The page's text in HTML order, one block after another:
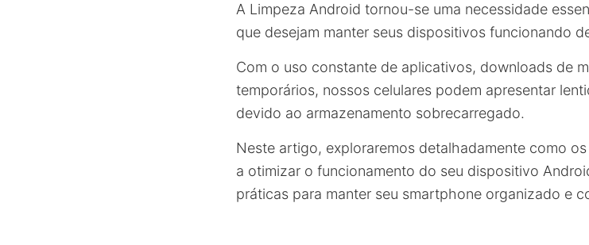
A Limpeza Android tornou-se uma necessidade
que desejam manter seus dispositivos funcionando
Com o uso constante de aplicativos, downloads de
temporários, nossos celulares podem apresentar
devido ao armazenamento sobrecarregado.
Neste artigo, exploraremos detalhadamente como
a otimizar o funcionamento do seu dispositivo
práticas para manter seu smartphone organizado e